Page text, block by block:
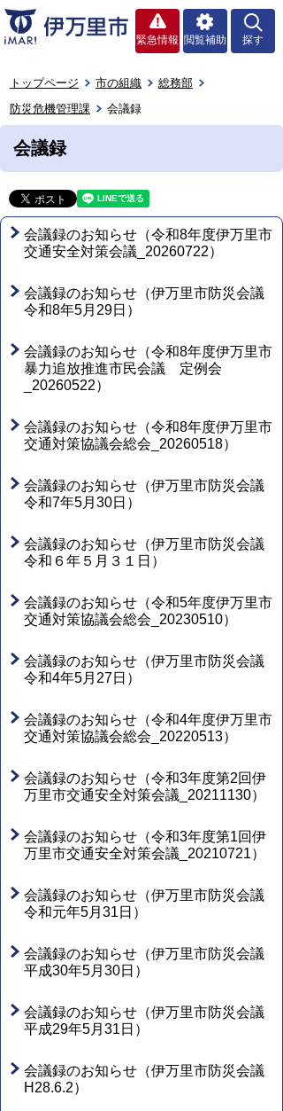
緊急情報 閲覧補助 探す
トップページ 市の組織
総務部
防災危機管理課
会議録
会議録
会議録のお知らせ（令和8年度伊万里市
交通安全対策会議_20260722）
会議録のお知らせ（伊万里市防災会議
令和8年5月29日）
会議録のお知らせ（令和8年度伊万里市
暴力追放推進市民会議 定例会
_20260522）
会議録のお知らせ（令和8年度伊万里市
交通対策協議会総会_20260518）
会議録のお知らせ（伊万里市防災会議
令和7年5月30日）
会議録のお知らせ（伊万里市防災会議
令和６年５月３１日）
会議録のお知らせ（令和5年度伊万里市
交通対策協議会総会_20230510）
会議録のお知らせ（伊万里市防災会議
令和4年5月27日）
会議録のお知らせ（令和4年度伊万里市
交通対策協議会総会_20220513）
会議録のお知らせ（令和3年度第2回伊
万里市交通安全対策会議_20211130）
会議録のお知らせ（令和3年度第1回伊
万里市交通安全対策会議_20210721）
会議録のお知らせ（伊万里市防災会議
令和元年5月31日）
会議録のお知らせ（伊万里市防災会議
平成30年5月30日）
会議録のお知らせ（伊万里市防災会議
平成29年5月31日）
会議録のお知らせ（伊万里市防災会議
H28.6.2）